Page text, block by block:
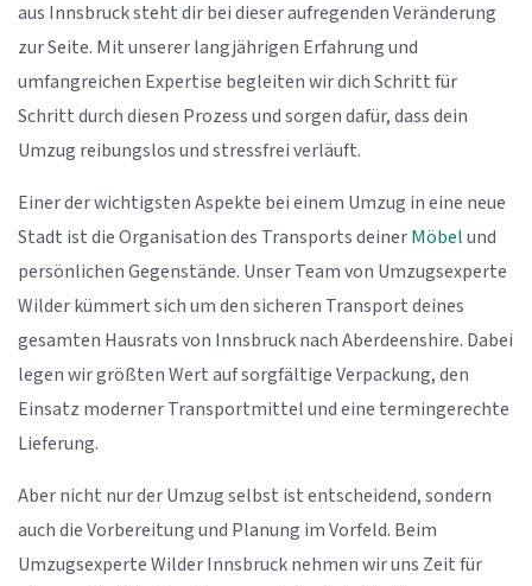
aus Innsbruck steht dir bei dieser aufregenden Veränderung
zur Seite. Mit unserer langjährigen Erfahrung und
umfangreichen Expertise begleiten wir dich Schritt für
Schritt durch diesen Prozess und sorgen dafür, dass dein
Umzug reibungslos und stressfrei verläuft.
Einer der wichtigsten Aspekte bei einem Umzug in eine neue
Stadt ist die Organisation des Transports deinerMöbelund
persönlichen Gegenstände. Unser Team von Umzugsexperte
Wilder kümmert sich um den sicheren Transport deines
gesamten Hausrats von Innsbruck nach Aberdeenshire. Dabei
legen wir größten Wert auf sorgfältige Verpackung, den
Einsatz moderner Transportmittel und eine termingerechte
Lieferung.
Aber nicht nur der Umzug selbst ist entscheidend, sondern
auch die Vorbereitung und Planung im Vorfeld. Beim
Umzugsexperte Wilder Innsbruck nehmen wir uns Zeit für